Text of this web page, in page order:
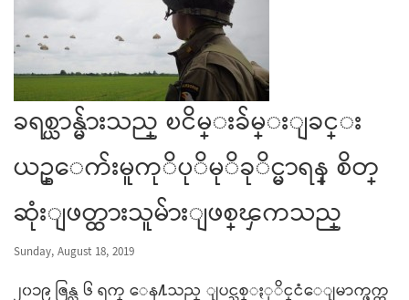
ခရစ္ယာန္မ်ားသည္ ၿငိမ္းခ်မ္းျခင္း
ယဥ္ေက်းမူကုိပုိမုိခုိင္မာရန္ စိတ္
ဆုံးျဖတ္ထားသူမ်ားျဖစ္ၾကသည္
Sunday, August 18, 2019
၂၀၁၉ ဇြန္လ ၆ ရက္ ေန႔သည္ ျပင္သစ္ႏုိင္ငံေျမာက္ဖက္က